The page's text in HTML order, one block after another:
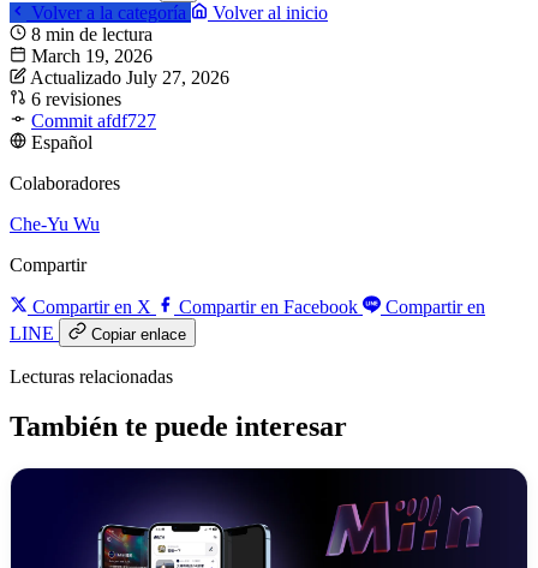
Volver a la categoría
Volver al inicio
8 min de lectura
March 19, 2026
Actualizado July 27, 2026
6 revisiones
Commit afdf727
Español
Colaboradores
Che-Yu Wu
Compartir
Compartir en X Compartir en Facebook
Compartir en
LINE
Copiar enlace
Lecturas relacionadas
También te puede interesar